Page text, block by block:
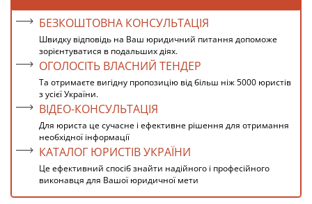
БЕЗКОШТОВНА КОНСУЛЬТАЦІЯ
Швидку відповідь на Ваш юридичний питання допоможе
зорієнтуватися в подальших діях.
ОГОЛОСІТЬ ВЛАСНИЙ ТЕНДЕР
Та отримаєте вигідну пропозицію від більш ніж 5000 юристів
з усієї України.
ВІДЕО-КОНСУЛЬТАЦІЯ
Для юриста це сучасне і ефективне рішення для отримання
необхідної інформації
КАТАЛОГ ЮРИСТІВ УКРАЇНИ
Це ефективний спосіб знайти надійного і професійного
виконавця для Вашої юридичної мети